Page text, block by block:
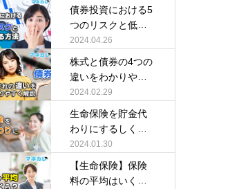
債券投資における5
つのリスクと低減
させる方法
2024.04.26
株式と債券の4つの
違いをわかりやす
く解説
2024.02.29
生命保険を貯金代
わりにするしくみ
を解説
2024.01.30
【生命保険】保険
料の平均はいく